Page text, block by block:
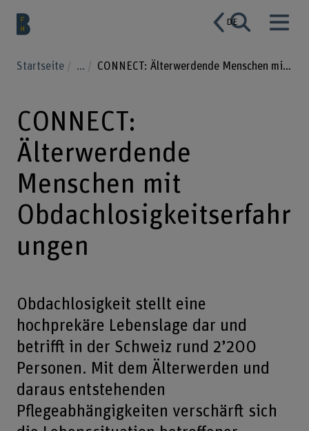
DE
Startseite ... CONNECT: Älterwerdende Menschen mit Obdachlosigkeitserfahrungen
CONNECT:
Älterwerdende
Menschen mit
Obdachlosigkeitserfahr
ungen
Obdachlosigkeit stellt eine
hochprekäre Lebenslage dar und
betrifft in der Schweiz rund 2’200
Personen. Mit dem Älterwerden und
daraus entstehenden
Pflegeabhängigkeiten verschärft sich